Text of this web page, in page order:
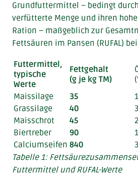
Grundfuttermittel – bedingt
verfütterte Menge und ihren
Ration – maßgeblich zur
Fettsäuren im Pansen (RUFAL)
Futtermittel,
typische
Werte
Fettgehalt
(g je kg TM)
Maissilage
35
Grassilage
40
Maisschrot
45
Biertreber
90
Calciumseifen 840
Tabelle 1:
Futtermittel und RUFAL-Werte